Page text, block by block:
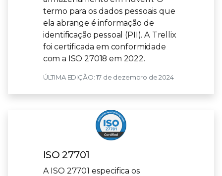
termo para os dados pessoais que
ela abrange é informação de
identificação pessoal (PII). A Trellix
foi certificada em conformidade
com a ISO 27018 em 2022.
ÚLTIMA EDIÇÃO: 17 de dezembro de 2024
ISO 27701
A ISO 27701 especifica os